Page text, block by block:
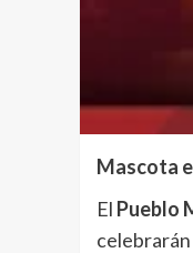
Mascota
El Pueblo